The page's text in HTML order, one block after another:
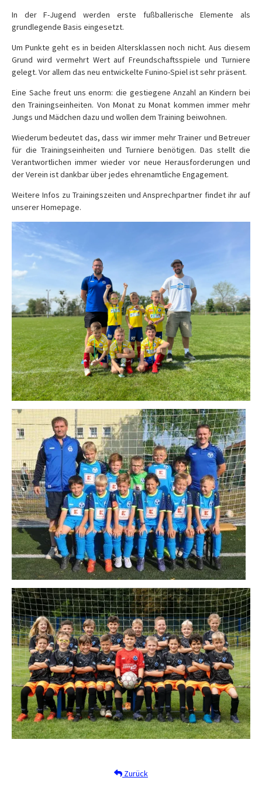
In der F-Jugend werden erste fußballerische Elemente als
grundlegende Basis eingesetzt.
Um Punkte geht es in beiden Altersklassen noch nicht. Aus diesem
Grund wird vermehrt Wert auf Freundschaftsspiele und Turniere
gelegt. Vor allem das neu entwickelte Funino-Spiel ist sehr präsent.
Eine Sache freut uns enorm: die gestiegene Anzahl an Kindern bei
den Trainingseinheiten. Von Monat zu Monat kommen immer mehr
Jungs und Mädchen dazu und wollen dem Training beiwohnen.
Wiederum bedeutet das, dass wir immer mehr Trainer und Betreuer
für die Trainingseinheiten und Turniere benötigen. Das stellt die
Verantwortlichen immer wieder vor neue Herausforderungen und
der Verein ist dankbar über jedes ehrenamtliche Engagement.
Weitere Infos zu Trainingszeiten und Ansprechpartner findet ihr auf
unserer Homepage.
Zurück